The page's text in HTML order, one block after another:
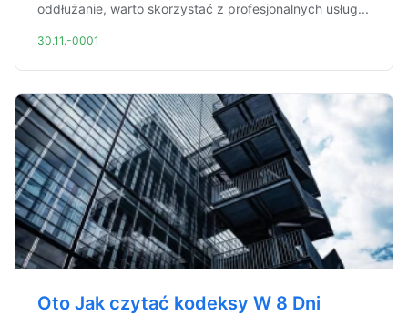
oddłużanie, warto skorzystać z profesjonalnych usług...
30.11.-0001
Oto Jak czytać kodeksy W 8 Dni